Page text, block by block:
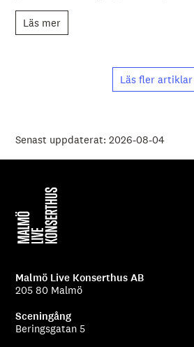
Läs mer
Läs fler artiklar
Senast uppdaterat: 2026-08-04
Malmö Live Konserthus AB
205 80 Malmö
Sceningång
Beringsgatan 5